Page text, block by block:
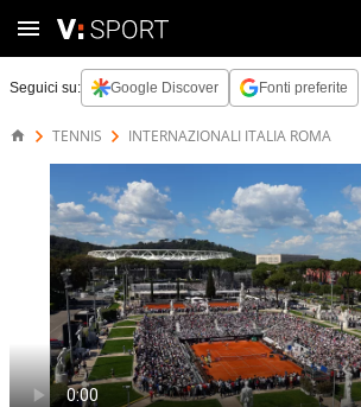
Seguici su: Google Discover Fonti preferite
TENNIS INTERNAZIONALI ITALIA ROMA